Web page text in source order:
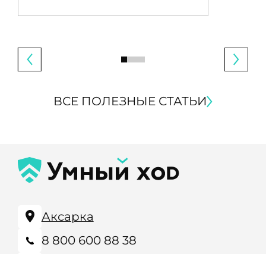
ВСЕ ПОЛЕЗНЫЕ СТАТЬИ
Аксарка
8 800 600 88 38